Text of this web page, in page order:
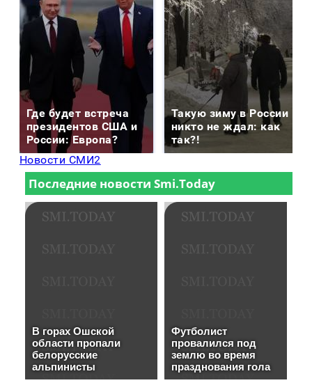
Где будет встреча
президентов США и
России: Европа?
Такую зиму в России
никто не ждал: как
так?!
Новости СМИ2